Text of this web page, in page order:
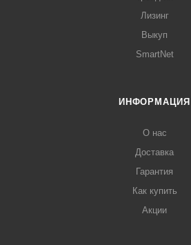
Лизинг
Выкуп
SmartNet
ИНФОРМАЦИЯ
О нас
Доставка
Гарантия
Как купить
Акции